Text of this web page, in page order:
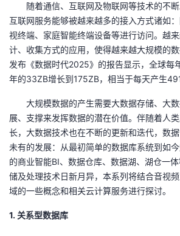
页
开
发
者
我
的
博
客
我
的
论
坛
我
的
圈
我
的
我
随着通信、互联网及物联网等技术的不断
互联网服务能够被越来越多的接入方式诸如
视终端、家庭智能终端设备等进行访问。越
计、收集方式的应用，使得越来越大规模的
发布《数据时代2025》的报告显示，全球每
年的33ZB增长到175ZB，相当于每天产生
大规模数据的产生需要大数据存储、大数
展、支撑来发挥数据的潜在价值。伴随着人
长，大数据技术也在不断的更新和迭代，数
未有的发展：从最初简单的数据库系统到如
的商业智能BI、数据仓库、数据湖、湖仓一
储及处理技术日新月异，本系列将结合音视
域的一些概念和相关云计算服务进行探讨。
1. 关系型数据库